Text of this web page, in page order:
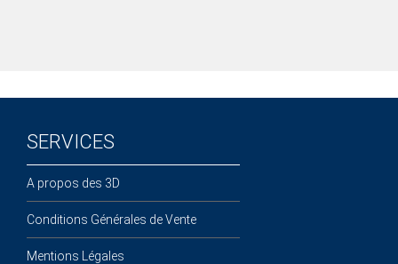
SERVICES
A propos des 3D
Conditions Générales de Vente
Mentions Légales